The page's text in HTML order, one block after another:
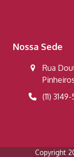
Nossa Sede
Rua
(11)
Copyright